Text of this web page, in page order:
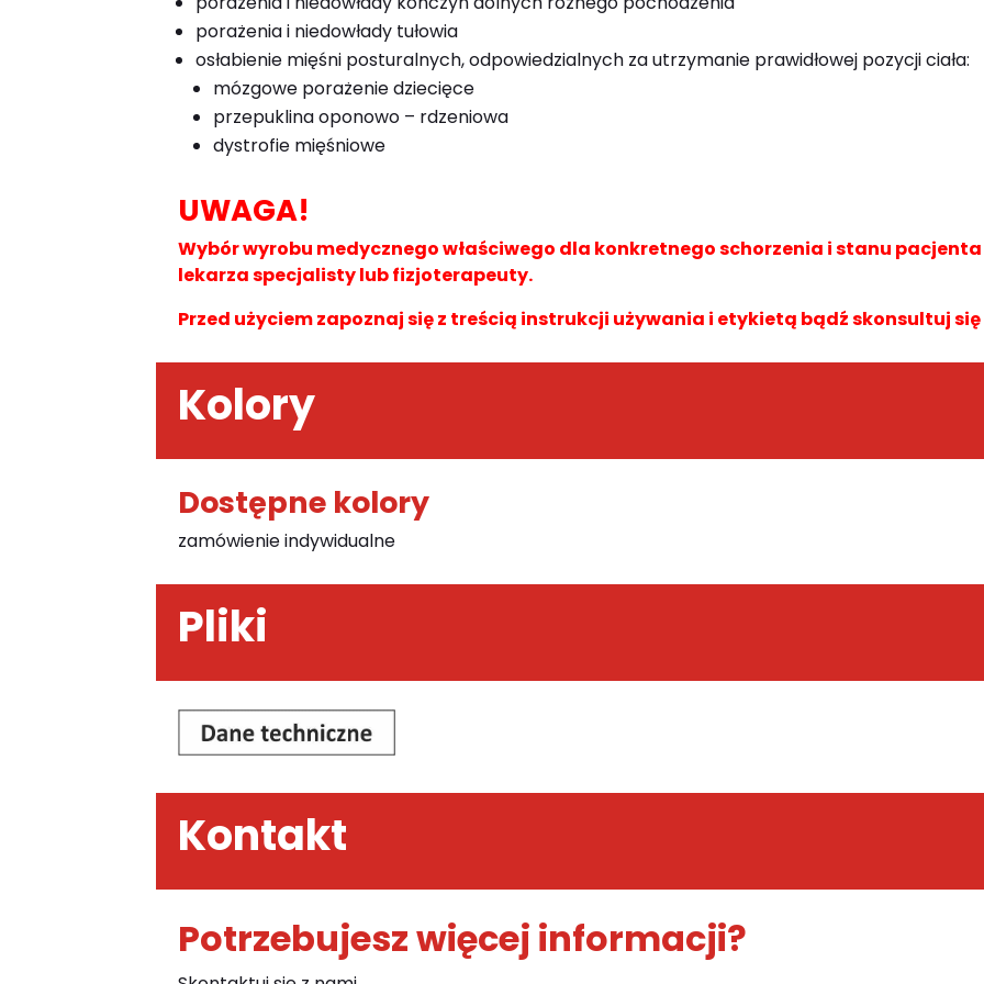
porażenia i niedowłady tułowia
osłabienie mięśni posturalnych, odpowiedzialnych za utrzymanie prawidłowej pozycji ciała:
mózgowe porażenie dziecięce
przepuklina oponowo – rdzeniowa
dystrofie mięśniowe
UWAGA!
Wybór wyrobu medycznego właściwego dla konkretnego schorzenia i stanu
lekarza specjalisty lub fizjoterapeuty.
Przed użyciem zapoznaj się z treścią instrukcji używania i etykietą bądź skonsultuj
Kolory
Dostępne kolory
zamówienie indywidualne
Pliki
Kontakt
Potrzebujesz więcej informacji?